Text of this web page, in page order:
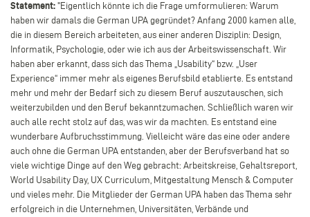
Statement:"Eigentlich könnte ich die Frage umformulieren: Warum
haben wir damals die German UPA gegründet? Anfang 2000 kamen alle,
die in diesem Bereich arbeiteten, aus einer anderen Disziplin: Design,
Informatik, Psychologie, oder wie ich aus der Arbeitswissenschaft. Wir
haben aber erkannt, dass sich das Thema „Usability“ bzw. „User
Experience“ immer mehr als eigenes Berufsbild etablierte. Es entstand
mehr und mehr der Bedarf sich zu diesem Beruf auszutauschen, sich
weiterzubilden und den Beruf bekanntzumachen. Schließlich waren wir
auch alle recht stolz auf das, was wir da machten. Es entstand eine
wunderbare Aufbruchsstimmung. Vielleicht wäre das eine oder andere
auch ohne die German UPA entstanden, aber der Berufsverband hat so
viele wichtige Dinge auf den Weg gebracht: Arbeitskreise, Gehaltsreport,
World Usability Day, UX Curriculum, Mitgestaltung Mensch & Computer
und vieles mehr. Die Mitglieder der German UPA haben das Thema sehr
erfolgreich in die Unternehmen, Universitäten, Verbände und